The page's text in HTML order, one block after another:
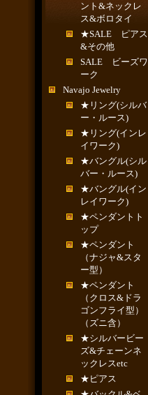
ント&ネックレ
ス&ボロタイ
★SALE ピアス
&その他
SALE ビーズワ
ーク
Navajo Jewelry
★リング(シルバ
ー・ルース)
★リング(インレ
イワーク)
★バングル(シル
バー・ルース)
★バングル(イン
レイワーク)
★ペンダントト
ップ
★ペンダント
（ナジャ&スタ
ー型）
★ペンダント
（クロス&ドラ
ゴンフライ型）
（ズニ含）
★シルバービー
ズ&チェーンネ
ックレスetc
★ピアス